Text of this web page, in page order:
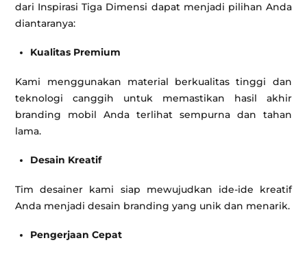
dari Inspirasi Tiga Dimensi dapat menjadi pilihan Anda
diantaranya:
Kualitas Premium
Kami menggunakan material berkualitas tinggi dan
teknologi canggih untuk memastikan hasil akhir
branding mobil Anda terlihat sempurna dan tahan
lama.
Desain Kreatif
Tim desainer kami siap mewujudkan ide-ide kreatif
Anda menjadi desain branding yang unik dan menarik.
Pengerjaan Cepat